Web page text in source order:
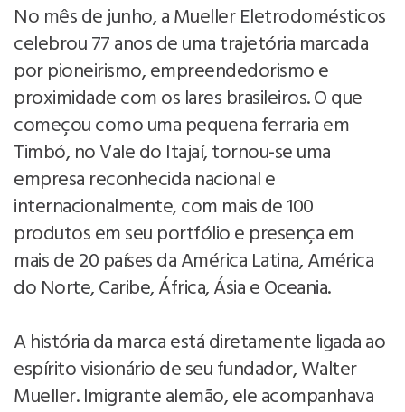
No mês de junho, a Mueller Eletrodomésticos
celebrou 77 anos de uma trajetória marcada
por pioneirismo, empreendedorismo e
proximidade com os lares brasileiros. O que
começou como uma pequena ferraria em
Timbó, no Vale do Itajaí, tornou-se uma
empresa reconhecida nacional e
internacionalmente, com mais de 100
produtos em seu portfólio e presença em
mais de 20 países da América Latina, América
do Norte, Caribe, África, Ásia e Oceania.
A história da marca está diretamente ligada ao
espírito visionário de seu fundador, Walter
Mueller. Imigrante alemão, ele acompanhava